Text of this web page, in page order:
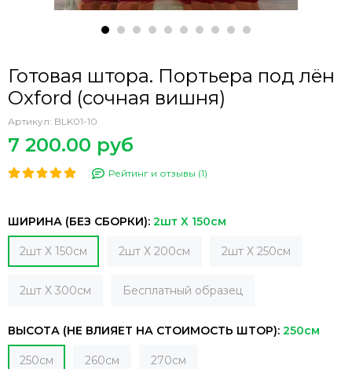
Готовая штора. Портьера под лён
Oxford (сочная вишня)
Артикул: BLK01-10
7 200.00 руб
Рейтинг и отзывы (1)
ШИРИНА (БЕЗ СБОРКИ): 2шт Х 150см
2шт Х 150см 2шт Х 200см 2шт Х 250см
2шт Х 300см Бесплатный образец
ВЫСОТА (НЕ ВЛИЯЕТ НА СТОИМОСТЬ ШТОР): 250см
250см 260см 270см